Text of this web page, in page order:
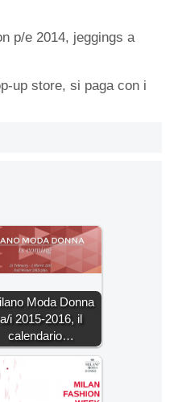
p/e 2014, jeggings a
up store, si paga con i
Moda Donna
a/i 2015-2016, il
calendario…